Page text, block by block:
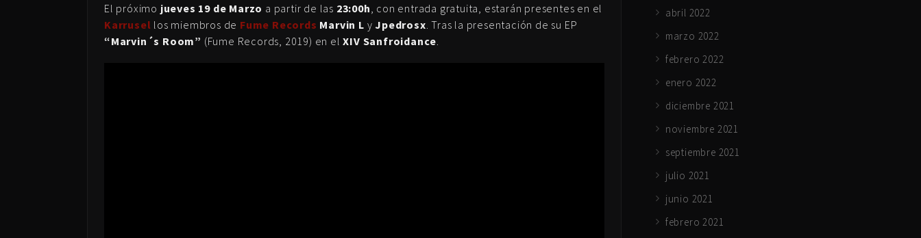
El próximo jueves 19 de Marzo a partir de las 23:00h , con entrada gratuita, estarán presentes en el
Karrusel los miembros de Fume Records Marvin L yJpedrosx . Tras la presentación de su EP
“Marvin´s Room” (Fume Records, 2019) en elXIV Sanfroidance
abril 2022
marzo 2022
febrero 2022
enero 2022
diciembre 2021
noviembre 2021
septiembre 2021
julio 2021
junio 2021
febrero 2021